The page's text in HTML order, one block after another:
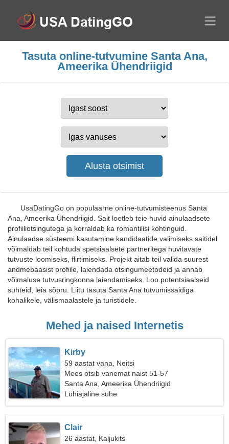
Tasuta online-tutvumine Santa Ana,
Ameerika Ühendriigid
UsaDatingGo on populaarne online-tutvumisteenus Santa
Ana, Ameerika Ühendriigid. Sait loetleb teie huvid ainulaadsete
profiiliotsingutega ja korraldab ka romantilisi kohtinguid.
Ainulaadse süsteemi kasutamine kandidaatide valimiseks saitidel
võimaldab teil kohtuda spetsiaalsete partneritega huvitavate
tutvuste loomiseks, flirtimiseks. Projekt aitab teil valida suurest
andmebaasist profiile, laiendada otsingumeetodeid ja annab
võimaluse tutvusringkonna laiendamiseks. Loo potentsiaalseid
suhteid, leia sõpru. Liitu tasuta Santa Ana tutvumissaidiga
kohalikele, välismaalastele ja turistidele.
Mehed ja naised Internetis
Kirby
59 aastat vana, Neitsi
Mees otsib vanemat naist 51-57
Santa Ana, Ameerika Ühendriigid
Lühiajaline suhe
Clair
26 aastat, Kaljukits